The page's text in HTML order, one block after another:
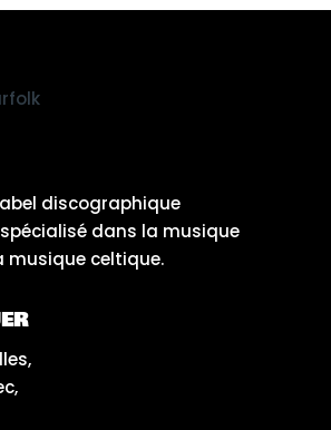
discographique
dans la musique
musique celtique.